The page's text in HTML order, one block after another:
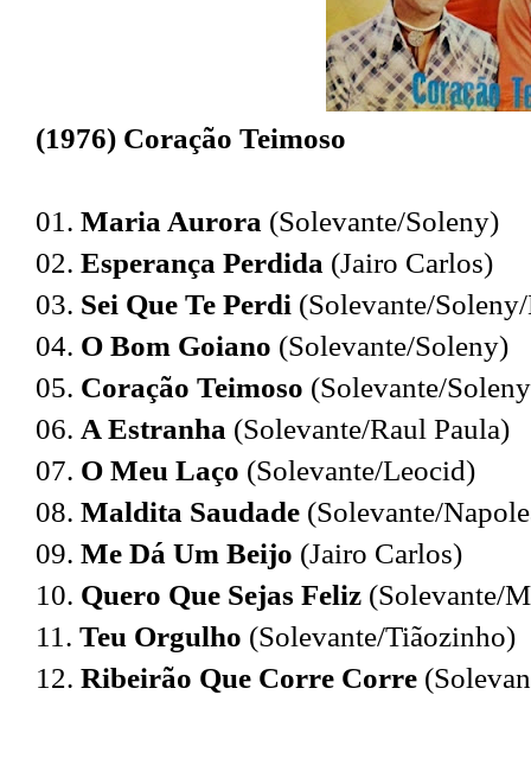
(1976) Coração Teimoso
01. Maria Aurora (Solevante/Soleny)
02. Esperança Perdida (Jairo Carlos)
03. Sei Que Te Perdi (Solevante/
04. O Bom Goiano (Solevante/Soleny)
05. Coração Teimoso (Solevante/
06. A Estranha (Solevante/Raul Paula)
07. O Meu Laço (Solevante/Leocid)
08. Maldita Saudade (Solevante/
09. Me Dá Um Beijo (Jairo Carlos)
10. Quero Que Sejas Feliz (Solevante/
11. Teu Orgulho (Solevante/Tiãozinho)
12. Ribeirão Que Corre Corre